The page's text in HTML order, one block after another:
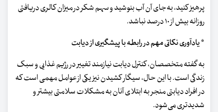
پرهیز کنید، به‌جای آن آب بنوشید و سهم شکر در میزان کالری دریافتی
روزانه بیش از ۱۰ درصد نباشد.
* یادآوری نکاتی مهم در رابطه با پیشگیری از دیابت
به گفته متخصصان، کنترل دیابت نیازمند تغییر در رژیم غذایی و سبک
زندگی است. با این حال، سیگار کشیدن نیز یکی از عوامل مهمی است که
در افراد دیابتی منجر به ابتلای آنان به مشکلات سلامتی بیشتر و
شدیدتری می‌شود.